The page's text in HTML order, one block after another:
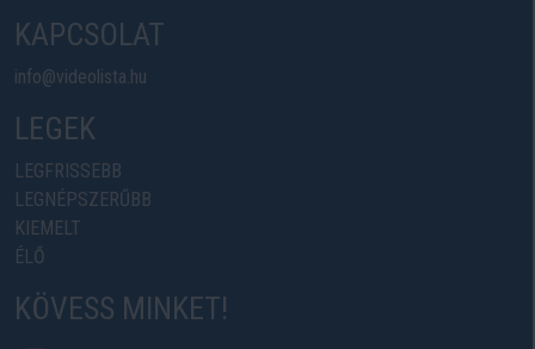
KAPCSOLAT
info@videolista.hu
LEGEK
LEGFRISSEBB
LEGNÉPSZERŰBB
KIEMELT
ÉLŐ
KÖVESS MINKET!